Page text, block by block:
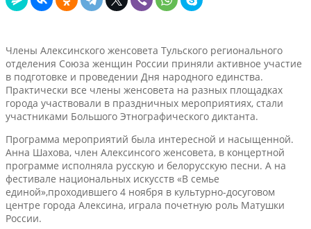
Члены Алексинского женсовета Тульского регионального
отделения Союза женщин России приняли активное участие
в подготовке и проведении Дня народного единства.
Практически все члены женсовета на разных площадках
города участвовали в праздничных мероприятиях, стали
участниками Большого Этнографического диктанта.
Программа мероприятий была интересной и насыщенной.
Анна Шахова, член Алексинсого женсовета, в концертной
программе исполняла русскую и белорусскую песни. А на
фестивале национальных искусств «В семье
единой»,проходившего 4 ноября в культурно-досуговом
центре города Алексина, играла почетную роль Матушки
России.